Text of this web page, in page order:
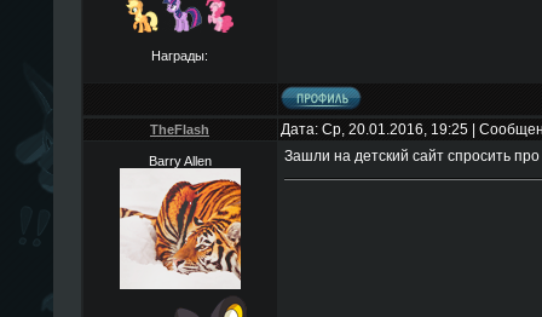
Награды:
TheFlаsh Дата: Ср, 20.01.2016, 19:25 |
Barry Allen Зашли на детский сайт спросить